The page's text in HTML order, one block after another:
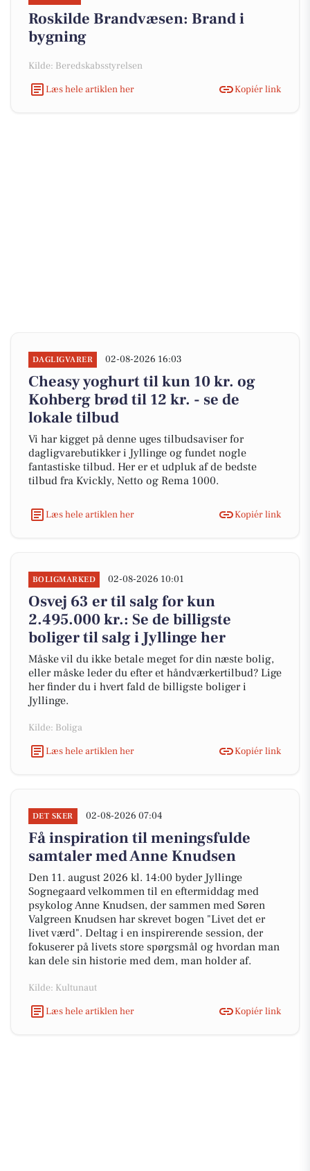
Roskilde Brandvæsen: Brand i
bygning
Kilde: Beredskabsstyrelsen
Læs hele artiklen her
Kopiér link
DAGLIGVARER 02-08-2026 16:03
Cheasy yoghurt til kun 10 kr. og
Kohberg brød til 12 kr. - se de
lokale tilbud
Vi har kigget på denne uges tilbudsaviser for
dagligvarebutikker i Jyllinge og fundet nogle
fantastiske tilbud. Her er et udpluk af de bedste
tilbud fra Kvickly, Netto og Rema 1000.
Læs hele artiklen her Kopiér link
BOLIGMARKED 02-08-2026 10:01
Osvej 63 er til salg for kun
2.495.000 kr.: Se de billigste
boliger til salg i Jyllinge her
Måske vil du ikke betale meget for din næste bolig,
eller måske leder du efter et håndværkertilbud? Lige
her finder du i hvert fald de billigste boliger i
Jyllinge.
Kilde: Boliga
Læs hele artiklen her
Kopiér link
DET SKER 02-08-2026 07:04
Få inspiration til meningsfulde
samtaler med Anne Knudsen
Den 11. august 2026 kl. 14:00 byder Jyllinge
Sognegaard velkommen til en eftermiddag med
psykolog Anne Knudsen, der sammen med Søren
Valgreen Knudsen har skrevet bogen "Livet det er
livet værd". Deltag i en inspirerende session, der
fokuserer på livets store spørgsmål og hvordan man
kan dele sin historie med dem, man holder af.
Kilde: Kultunaut
Læs hele artiklen her
Kopiér link